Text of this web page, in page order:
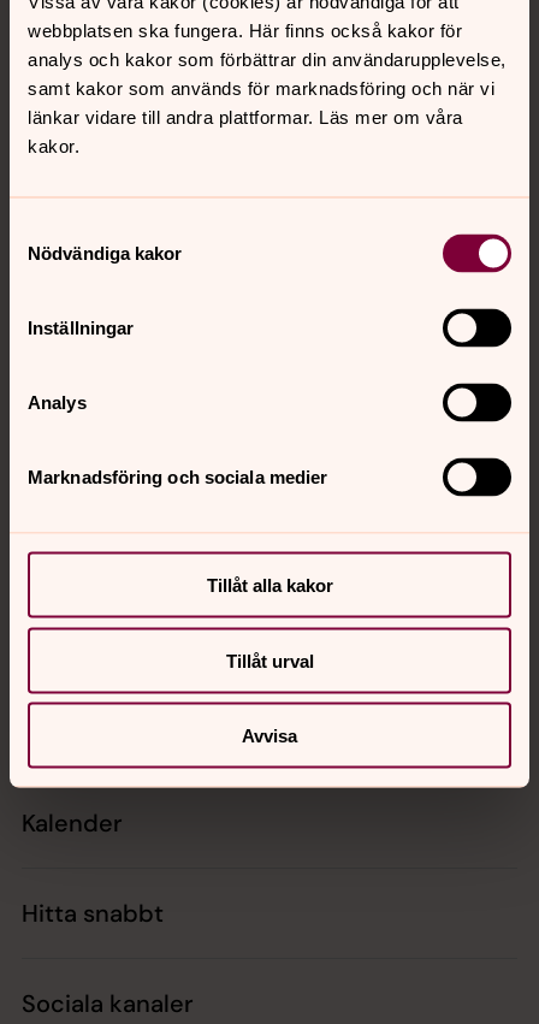
webbplatsen ska fungera. Här finns också kakor för
analys och kakor som förbättrar din användarupplevelse,
samt kakor som används för marknadsföring och när vi
länkar vidare till andra plattformar. Läs mer om våra
kakor.
Nödvändiga kakor
Inställningar
Analys
Marknadsföring och sociala medier
Tillåt alla kakor
Tillåt urval
Avvisa
Tillbaka till toppen
Tillbaka till innehållet
Kalender
Hitta snabbt
Sociala kanaler